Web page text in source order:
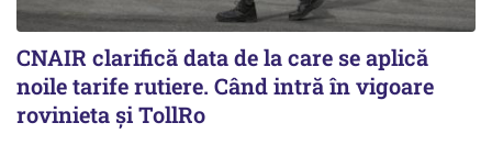
CNAIR clarifică data de la care se aplică
noile tarife rutiere. Când intră în vigoare
rovinieta și TollRo